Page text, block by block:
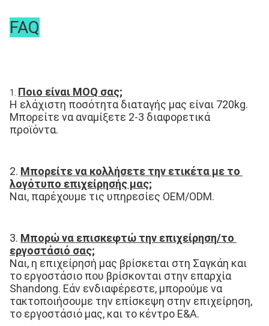
FAQ
1. Ποιο είναι MOQ σας;
Η ελάχιστη ποσότητα διαταγής μας είναι 720kg.
Μπορείτε να αναμίξετε 2-3 διαφορετικά
προϊόντα.
2. Μπορείτε να κολλήσετε την ετικέτα με το
λογότυπο επιχείρησής μας;
Ναι, παρέχουμε τις υπηρεσίες OEM/ODM.
3. Μπορώ να επισκεφτώ την επιχείρηση/το
εργοστάσιό σας;
Ναι, η επιχείρησή μας βρίσκεται στη Σαγκάη και
το εργοστάσιο που βρίσκονται στην επαρχία
Shandong. Εάν ενδιαφέρεστε, μπορούμε να
τακτοποιήσουμε την επίσκεψη στην επιχείρηση,
το εργοστάσιό μας, και το κέντρο Ε&Α.